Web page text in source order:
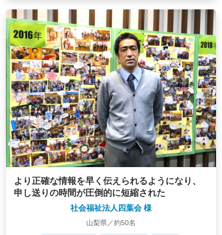
より正確な情報を早く伝えられるようになり、
申し送りの時間が圧倒的に短縮された
社会福祉法人四葉会 様
山梨県／約50名